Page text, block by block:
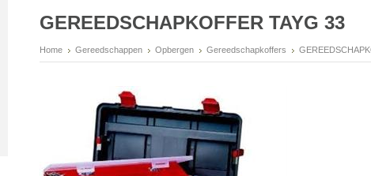
GEREEDSCHAPKOFFER TAYG 33
Home Gereedschappen Opbergen Gereedschapkoffers